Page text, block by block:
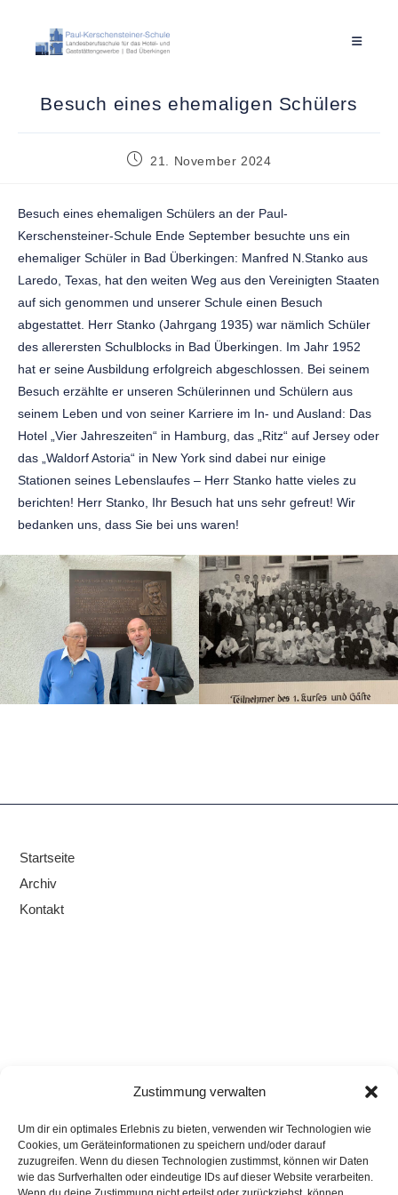
Zustimmung verwalten
Um dir ein optimales Erlebnis zu bieten, verwenden wir Technologien wie
Cookies, um Geräteinformationen zu speichern und/oder darauf
zuzugreifen. Wenn du diesen Technologien zustimmst, können wir Daten
wie das Surfverhalten oder eindeutige IDs auf dieser Website verarbeiten.
Besuch eines ehemaligen Schülers
21. November 2024
Besuch eines ehemaligen Schülers an der Paul-
Kerschensteiner-Schule Ende September besuchte uns ein
ehemaliger Schüler in Bad Überkingen: Manfred N.Stanko aus
Laredo, Texas, hat den weiten Weg aus den Vereinigten Staaten
auf sich genommen und unserer Schule einen Besuch
abgestattet. Herr Stanko (Jahrgang 1935) war nämlich Schüler
des allerersten Schulblocks in Bad Überkingen. Im Jahr 1952
hat er seine Ausbildung erfolgreich abgeschlossen. Bei seinem
Besuch erzählte er unseren Schülerinnen und Schülern aus
seinem Leben und von seiner Karriere im In- und Ausland: Das
Hotel „Vier Jahreszeiten“ in Hamburg, das „Ritz“ auf Jersey oder
das „Waldorf Astoria“ in New York sind dabei nur einige
Stationen seines Lebenslaufes – Herr Stanko hatte vieles zu
berichten! Herr Stanko, Ihr Besuch hat uns sehr gefreut! Wir
bedanken uns, dass Sie bei uns waren!
Startseite
Archiv
Kontakt